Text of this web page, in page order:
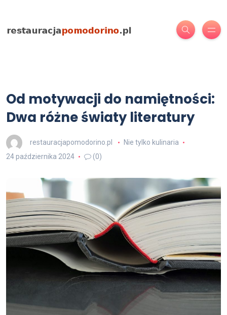
Od motywacji do namiętności:
Dwa różne światy literatury
restauracjapomodorino.pl
Nie tylko kulinaria
24 października 2024
(0)